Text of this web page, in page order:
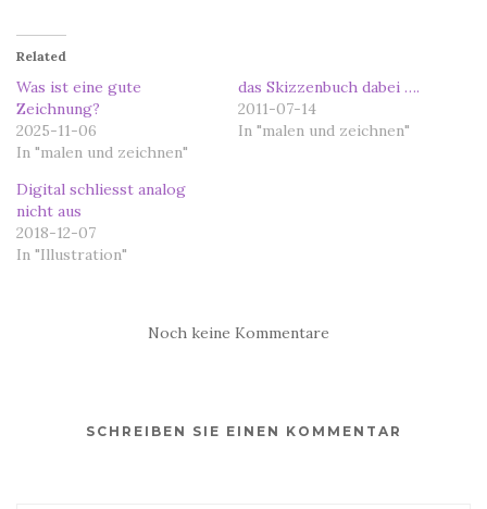
Related
Was ist eine gute
Zeichnung?
2025-11-06
In "malen und zeichnen"
das Skizzenbuch dabei ….
2011-07-14
In "malen und zeichnen"
Digital schliesst analog
nicht aus
2018-12-07
In "Illustration"
Noch keine Kommentare
SCHREIBEN SIE EINEN KOMMENTAR